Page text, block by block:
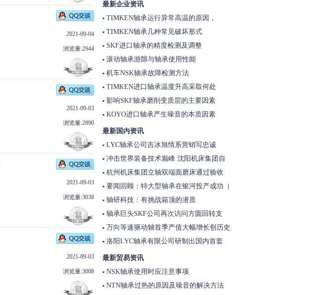
2021-09-04
浏览量:2944
2021-09-03
浏览量:2890
2021-09-03
浏览量:3038
2021-09-03
浏览量:3008
最新企业资讯
▪ TIMKEN轴承运行异常高温的原因，
▪ TIMKEN轴承几种常见破坏形式
▪ SKF进口轴承的精度检测及调整
▪ 滚动轴承游隙与轴承使用性能
▪ 机车NSK轴承故障检测方法
▪ TIMKEN进口轴承温度升高采取何处
▪ 影响SKF轴承磨削变质层的主要因素
▪ KOYO进口轴承产生噪音的本质因素
最新国内资讯
▪ LYC轴承公司吉冰旭情系营销写忠诚
▪ 冲击世界装备技术巅峰 沈阳机床集团自
▪ 杭州机床集团立轴双端面磨床通过验收
▪ 要闻回顾：特大型轴承在银河投产成功（
▪ 轴研科技：有挑战箱顶的潜质
▪ 轴承巨头SKF公司再次访问方圆回转支
▪ 万向等速驱动轴首季产值大幅增长创历史
▪ 洛阳LYC轴承有限公司研制出国内首套
最新贸易资讯
▪ NSK轴承使用时应注意事项
▪ NTN轴承过热的原因及噪音的解决方法